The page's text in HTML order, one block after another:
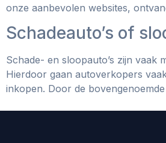
onze aanbevolen websites,
Schadeauto’s of
Schade- en sloopauto’s zijn
Hierdoor gaan autoverkopers
inkopen. Door de